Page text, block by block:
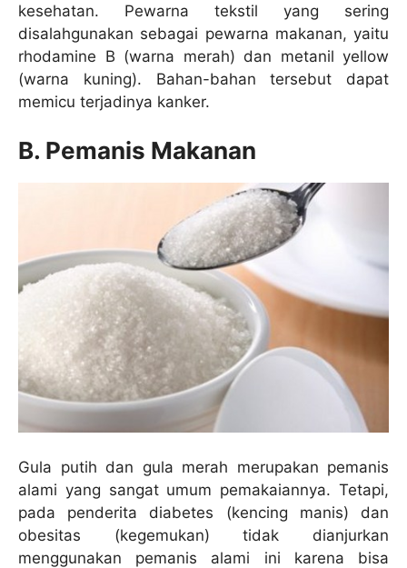
kesehatan. Pewarna tekstil yang sering
disalahgunakan sebagai pewarna makanan, yaitu
rhodamine B (warna merah) dan metanil yellow
(warna kuning). Bahan-bahan tersebut dapat
memicu terjadinya kanker.
B. Pemanis Makanan
Gula putih dan gula merah merupakan pemanis
alami yang sangat umum pemakaiannya. Tetapi,
pada penderita diabetes (kencing manis) dan
obesitas (kegemukan) tidak dianjurkan
menggunakan pemanis alami ini karena bisa